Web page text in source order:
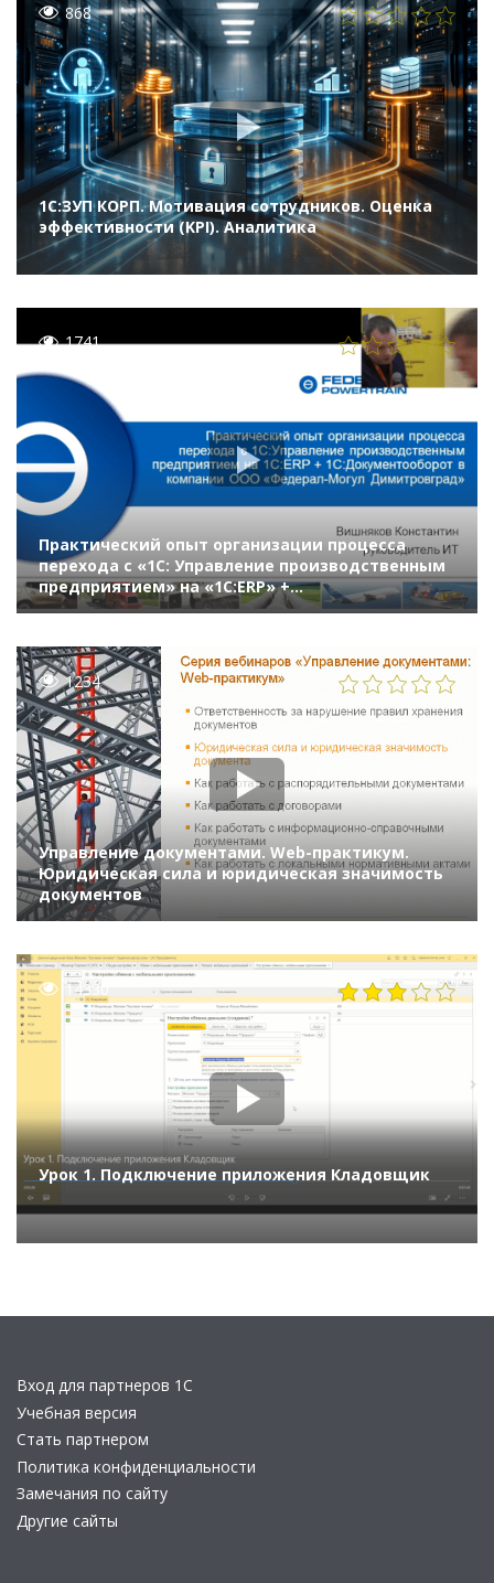
868
1С:ЗУП КОРП. Мотивация сотрудников. Оценка
эффективности (KPI). Аналитика
1741
Практический опыт организации процесса
перехода с «1С: Управление производственным
предприятием» на «1С:ERP» +
«1С:Документооборот» в компании «Федерал-
1234
Управление документами. Web-практикум.
Юридическая сила и юридическая значимость
документов
14330
Урок 1. Подключение приложения Кладовщик
Вход для партнеров 1С
Учебная версия
Стать партнером
Политика конфиденциальности
Замечания по сайту
Другие сайты